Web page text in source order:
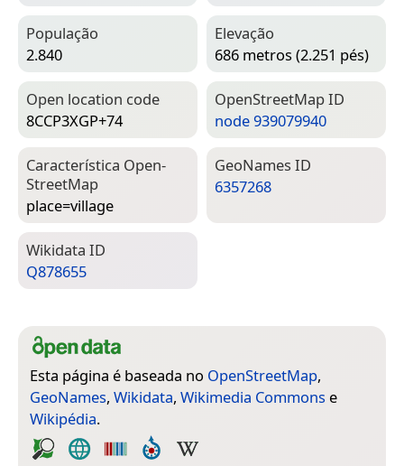
População
2.840
Elevação
686 metros (2.251 pés)
Open location code
8CCP3XGP+74
Open­Street­Map ID
node 939079940
Característica Open­
Street­Map
place=­village
Geo­Names ID
6357268
Wiki­data ID
Q878655
Esta página é baseada no OpenStreetMap,
GeoNames, Wikidata, Wikimedia Commons e
Wikipédia.